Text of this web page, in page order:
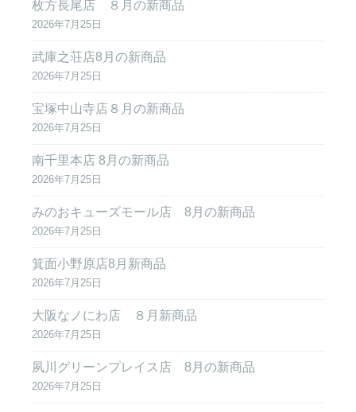
枚方長尾店 ８月の新商品
2026年7月25日
武庫之荘店8月の新商品
2026年7月25日
宝塚中山寺店８月の新商品
2026年7月25日
南千里本店 8月の新商品
2026年7月25日
みのおキューズモール店 8月の新商品
2026年7月25日
箕面小野原店8月新商品
2026年7月25日
大阪なノにわ店 ８月新商品
2026年7月25日
夙川グリーンプレイス店 8月の新商品
2026年7月25日